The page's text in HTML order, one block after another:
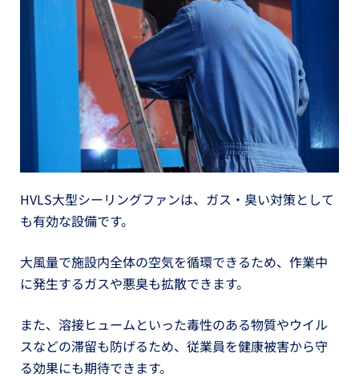
HVLS大型シーリングファンは、ガス・臭い対策として
も有効な設備です。
大風量で施設内全体の空気を循環できるため、作業中
に発生するガスや悪臭も拡散できます。
また、溶接ヒュームといった毒性のある物質やウイル
スなどの滞留も防げるため、従業員を健康被害から守
る効果にも期待できます。